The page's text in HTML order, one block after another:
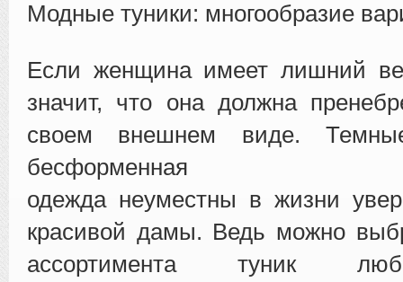
Модные туники: многообразие
Если женщина имеет лишний
значит, что она должна
своем внешнем виде.
бесформенная
одежда неуместны в жизни
красивой дамы. Ведь можно
ассортимента туник